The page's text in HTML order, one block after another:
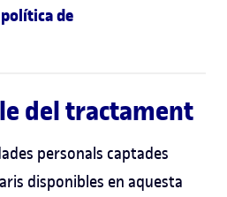
política de
del tractament
personals captades
disponibles en aquesta